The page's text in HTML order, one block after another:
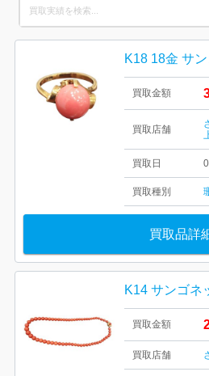
for:
買取金額
買取店舗
買取日
買取種別
買取品詳
K14 サンゴネ
買取金額
買取店舗